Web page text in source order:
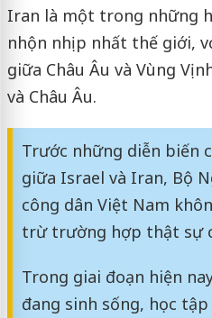
Iran là một trong những
nhộn nhịp nhất thế giới,
giữa Châu Âu và Vùng
và Châu Âu.
Trước những diễn biến
giữa Israel và Iran, Bộ
công dân Việt Nam
trừ trường hợp thật sự
Trong giai đoạn hiện
đang sinh sống, học